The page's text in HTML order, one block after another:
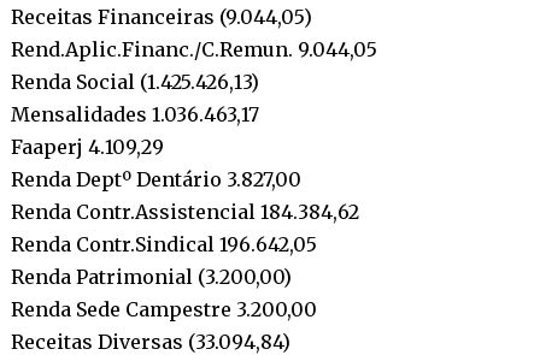
Receitas Financeiras (9.044,05)
Rend.Aplic.Financ./C.Remun. 9.044,05
Renda Social (1.425.426,13)
Mensalidades 1.036.463,17
Faaperj 4.109,29
Renda Deptº Dentário 3.827,00
Renda Contr.Assistencial 184.384,62
Renda Contr.Sindical 196.642,05
Renda Patrimonial (3.200,00)
Renda Sede Campestre 3.200,00
Receitas Diversas (33.094,84)